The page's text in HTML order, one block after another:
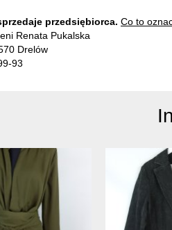
przedsiębiorca. Co to
Renata Pukalska
Drelów
93